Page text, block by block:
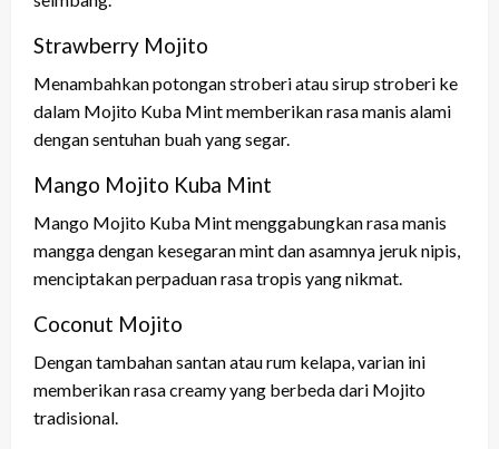
Strawberry Mojito
Menambahkan potongan stroberi atau sirup stroberi ke
dalam Mojito Kuba Mint memberikan rasa manis alami
dengan sentuhan buah yang segar.
Mango Mojito Kuba Mint
Mango Mojito Kuba Mint menggabungkan rasa manis
mangga dengan kesegaran mint dan asamnya jeruk nipis,
menciptakan perpaduan rasa tropis yang nikmat.
Coconut Mojito
Dengan tambahan santan atau rum kelapa, varian ini
memberikan rasa creamy yang berbeda dari Mojito
tradisional.